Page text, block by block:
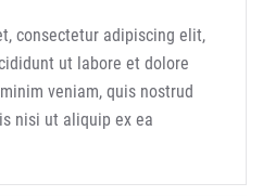
consectetur adipiscing elit,
ut labore et dolore
veniam, quis nostrud
nisi ut aliquip ex ea